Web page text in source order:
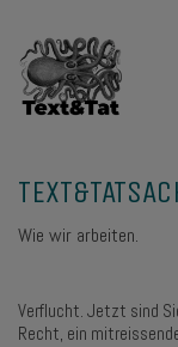
Wie wir arbeiten.
Verflucht. Jetzt sind
Recht, ein